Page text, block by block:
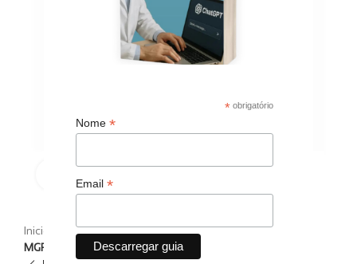
*obrigatório
Nome *
Email *
Inicio Equipos Aire Comprimido
Insonorización
MGF CS 100/50 TANDEM PRIME E